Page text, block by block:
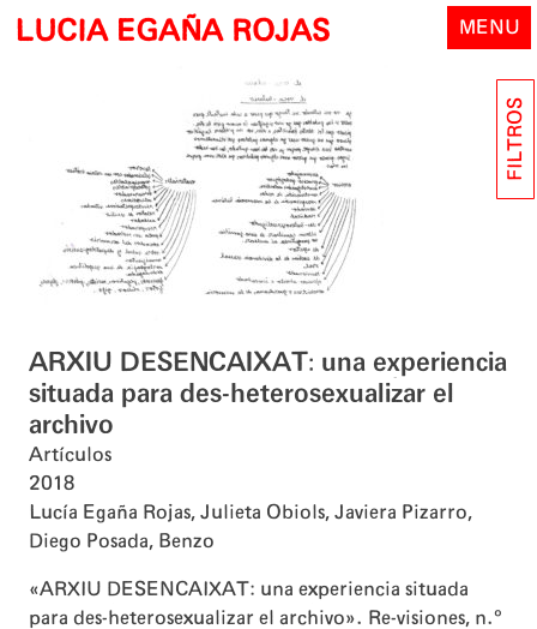
Skip
LUCIA EGAÑA ROJAS MENU
ARXIU DESENCAIXAT: una experiencia
situada para des-heterosexualizar el
archivo
Artículos
2018
Lucía Egaña Rojas, Julieta Obiols, Javiera Pizarro,
Diego Posada, Benzo
«ARXIU DESENCAIXAT: una experiencia situada
para des-heterosexualizar el archivo». Re-visiones, n.º
FILTROS